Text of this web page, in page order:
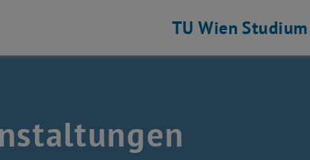
und Luftfahrtgetriebe auflisten
TU Wien Studium